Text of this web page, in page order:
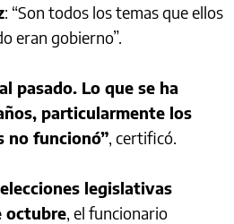
: “Son todos los temas que ellos
eran gobierno”.
pasado. Lo que se ha
particularmente los
no funcionó”, certificó.
elecciones legislativas
octubre, el funcionario